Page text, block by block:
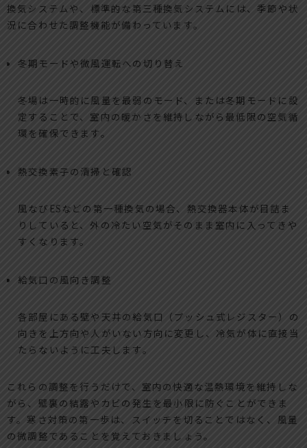
換気システムや、標準的な第三種換気システムには、季節や状
況に合わせた調整機能が備わっています。
冬期モードや微風運転への切り替え
冬場は一時的に風量を最弱のモード、または冬期モードに設
定することで、室内の暖かさを維持しながら最低限の空気循
環を確保できます。
熱交換素子の清掃と確認
風なびESなどの第一種換気の場合、熱交換器本体が目詰ま
りしていると、外の冷たい空気がそのまま室内に入ってきや
すくなります。
給気口の風向き調整
各部屋にある壁や天井の給気口（プッシュ式レジスター）の
向きを上方向や人がいない方向に変更し、冷気が体に直接当
たらないように工夫します。
これらの調整を行うだけで、室内の快適な温熱環境を維持しな
がら、壁裏の結露やカビの発生を最小限に防ぐことができま
す。寒さ対策の第一歩は、スイッチを切ることではなく、風量
の微調整であることを覚えておきましょう。